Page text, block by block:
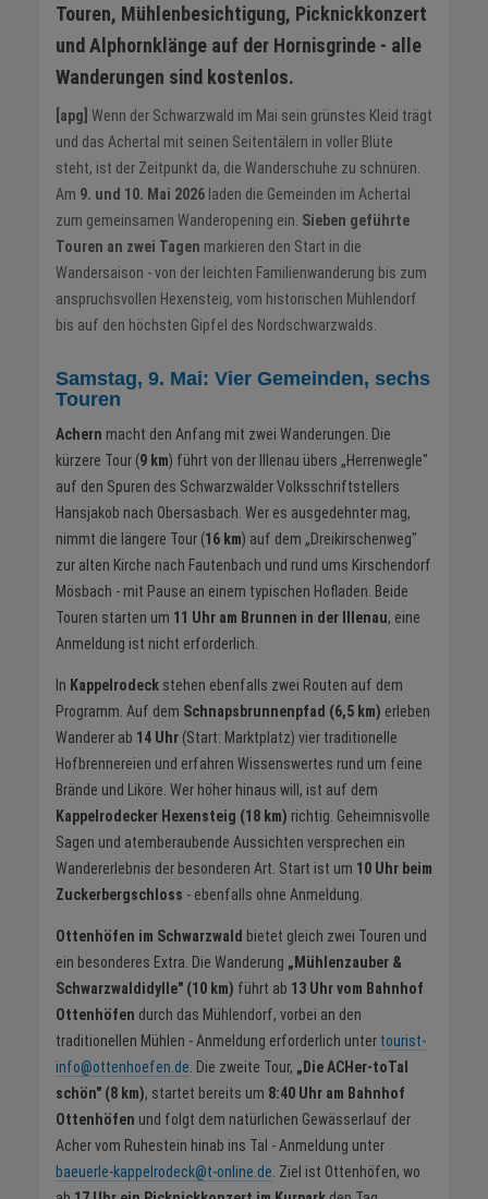
Touren, Mühlenbesichtigung, Picknickkonzert
und Alphornklänge auf der Hornisgrinde - alle
Wanderungen sind kostenlos.
[apg] Wenn der Schwarzwald im Mai sein grünstes Kleid trägt
und das Achertal mit seinen Seitentälern in voller Blüte
steht, ist der Zeitpunkt da, die Wanderschuhe zu schnüren.
Am 9. und 10. Mai 2026 laden die Gemeinden im Achertal
zum gemeinsamen Wanderopening ein. Sieben geführte
Touren an zwei Tagen markieren den Start in die
Wandersaison - von der leichten Familienwanderung bis zum
anspruchsvollen Hexensteig, vom historischen Mühlendorf
bis auf den höchsten Gipfel des Nordschwarzwalds.
Samstag, 9. Mai: Vier Gemeinden, sechs
Touren
Achern macht den Anfang mit zwei Wanderungen. Die
kürzere Tour (9 km) führt von der Illenau übers „Herrenwegle"
auf den Spuren des Schwarzwälder Volksschriftstellers
Hansjakob nach Obersasbach. Wer es ausgedehnter mag,
nimmt die längere Tour (16 km) auf dem „Dreikirschenweg"
zur alten Kirche nach Fautenbach und rund ums Kirschendorf
Mösbach - mit Pause an einem typischen Hofladen. Beide
Touren starten um 11 Uhr am Brunnen in der Illenau, eine
Anmeldung ist nicht erforderlich.
In Kappelrodeck stehen ebenfalls zwei Routen auf dem
Programm. Auf dem Schnapsbrunnenpfad (6,5 km) erleben
Wanderer ab 14 Uhr (Start: Marktplatz) vier traditionelle
Hofbrennereien und erfahren Wissenswertes rund um feine
Brände und Liköre. Wer höher hinaus will, ist auf dem
Kappelrodecker Hexensteig (18 km) richtig. Geheimnisvolle
Sagen und atemberaubende Aussichten versprechen ein
Wandererlebnis der besonderen Art. Start ist um 10 Uhr beim
Zuckerbergschloss - ebenfalls ohne Anmeldung.
Ottenhöfen im Schwarzwald bietet gleich zwei Touren und
ein besonderes Extra. Die Wanderung „Mühlenzauber &
Schwarzwaldidylle" (10 km) führt ab 13 Uhr vom Bahnhof
Ottenhöfen durch das Mühlendorf, vorbei an den
traditionellen Mühlen - Anmeldung erforderlich unter tourist-
info@ottenhoefen.de. Die zweite Tour, „Die ACHer-toTal
schön" (8 km), startet bereits um 8:40 Uhr am Bahnhof
Ottenhöfen und folgt dem natürlichen Gewässerlauf der
Acher vom Ruhestein hinab ins Tal - Anmeldung unter
baeuerle-kappelrodeck@t-online.de. Ziel ist Ottenhöfen, wo